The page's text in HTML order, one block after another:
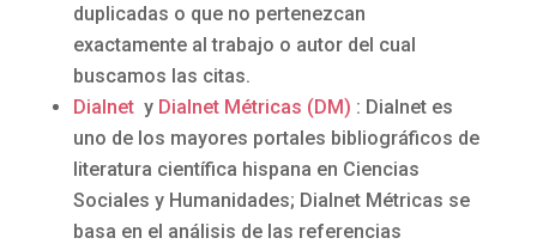
duplicadas o que no pertenezcan
exactamente al trabajo o autor del cual
buscamos las citas.
Dialnet y Dialnet Métricas (DM) : Dialnet es
uno de los mayores portales bibliográficos de
literatura científica hispana en Ciencias
Sociales y Humanidades; Dialnet Métricas se
basa en el análisis de las referencias